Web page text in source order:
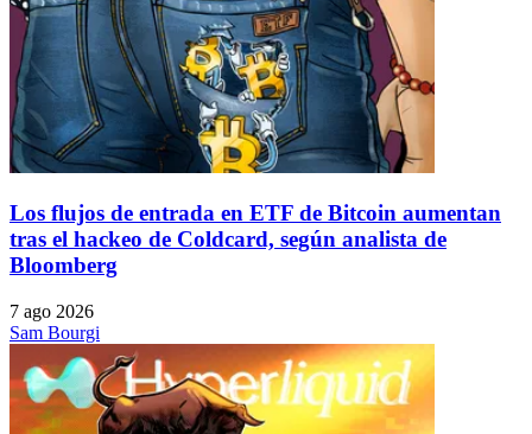
Los flujos de entrada en ETF de Bitcoin aumentan
tras el hackeo de Coldcard, según analista de
Bloomberg
7 ago 2026
Sam Bourgi